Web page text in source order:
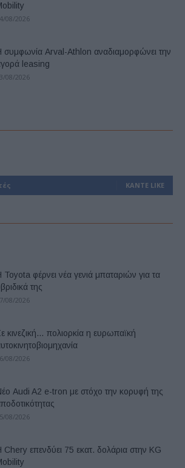
08/2026
συμφωνία Arval-Athlon αναδιαμορφώνει την
leasing
08/2026
ΚΆΝΤΕ LIKE
Toyota φέρνει νέα γενιά μπαταριών για τα
της
08/2026
κινεζική… πολιορκία η ευρωπαϊκή
08/2026
Audi A2 e-tron με στόχο την κορυφή της
08/2026
Chery επενδύει 75 εκατ. δολάρια στην KG